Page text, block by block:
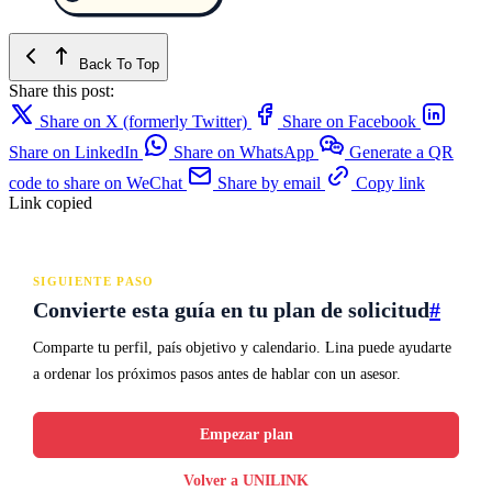
Back To Top
Share this post:
Share on X (formerly Twitter)
Share on Facebook
Share on LinkedIn
Share on WhatsApp
Generate a QR
code to share on WeChat
Share by email
Copy link
Link copied
SIGUIENTE PASO
Convierte esta guía en tu plan de solicitud#
Comparte tu perfil, país objetivo y calendario. Lina puede ayudarte
a ordenar los próximos pasos antes de hablar con un asesor.
Empezar plan
Volver a UNILINK